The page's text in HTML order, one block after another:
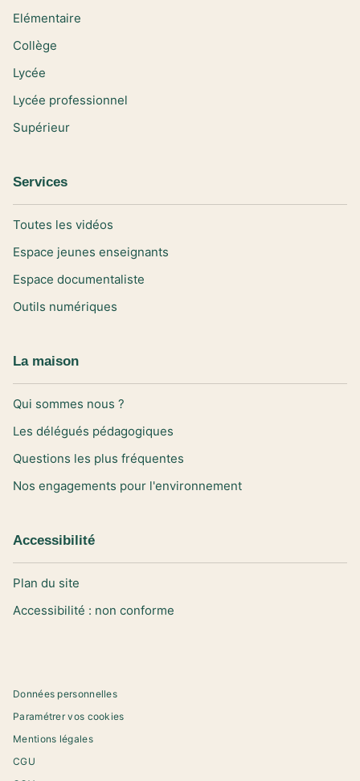
Elémentaire
Collège
Lycée
Lycée professionnel
Supérieur
Services
Toutes les vidéos
Espace jeunes enseignants
Espace documentaliste
Outils numériques
La maison
Qui sommes nous ?
Les délégués pédagogiques
Questions les plus fréquentes
Nos engagements pour l'environnement
Accessibilité
Plan du site
Accessibilité : non conforme
Données personnelles
Paramétrer vos cookies
Mentions légales
CGU